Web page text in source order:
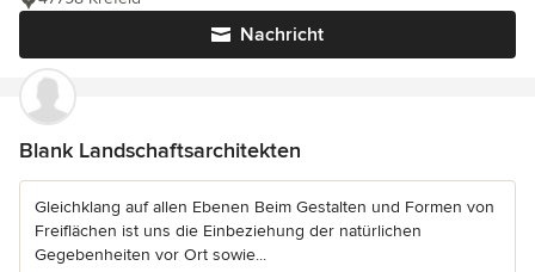
Nachricht
Blank Landschaftsarchitekten
Gleichklang auf allen Ebenen Beim Gestalten und Formen von
Freiflächen ist uns die Einbeziehung der natürlichen
Gegebenheiten vor Ort sowie...